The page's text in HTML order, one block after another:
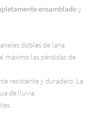
ensambladoy
dobles de lana
máximo las pérdidas de
resistente y duradero. La
de lluvia.